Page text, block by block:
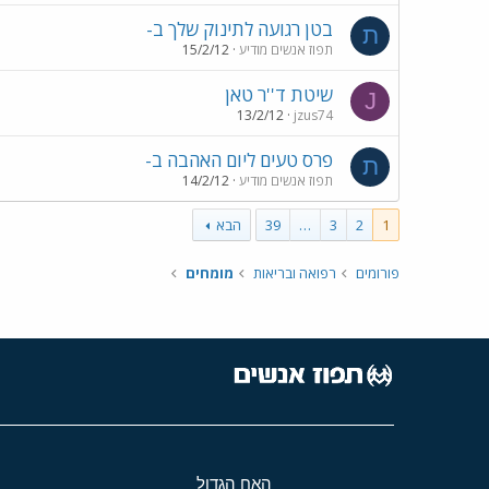
ת בטן רגועה לתינוק שלך ב-
תפוז אנשים מודיע 15/2/12
J שיטת ד''ר טאן
jzus74
13/2/12
ת פרס טעים ליום האהבה ב-
תפוז אנשים מודיע 14/2/12
1
2
3
…
39 הבא
פורומים רפואה ובריאות מומחים
האח הגדול